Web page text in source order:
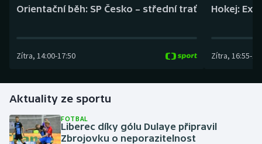
Golf
Gymnastika
Orientační běh: SP Česko – střední trať
Zítra, 14:00-17:50
Hokej:
Zítra, 16:55-
Aktuality ze sportu
FOTBAL
Liberec díky gólu Dulaye připravil
Zbrojovku o neporazitelnost